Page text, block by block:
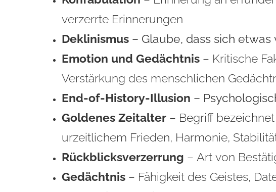
verzerrte Erinnerungen
Deklinismus – Glaube, dass sich
Emotion und Gedächtnis – Kritische
Verstärkung des menschlichen
End-of-History-Illusion –
Goldenes Zeitalter – Begriff
urzeitlichem Frieden, Harmonie,
Rückblicksverzerrung – Art von
Gedächtnis – Fähigkeit des Geistes,